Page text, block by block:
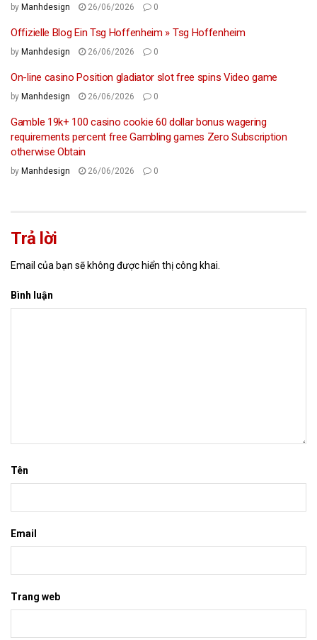
by Manhdesign 26/06/2026 0
Offizielle Blog Ein Tsg Hoffenheim » Tsg Hoffenheim
by Manhdesign 26/06/2026 0
On-line casino Position gladiator slot free spins Video game
by Manhdesign 26/06/2026 0
Gamble 19k+ 100 casino cookie 60 dollar bonus wagering
requirements percent free Gambling games Zero Subscription
otherwise Obtain
by Manhdesign 26/06/2026 0
Trả lời
Email của bạn sẽ không được hiển thị công khai.
Bình luận
Tên
Email
Trang web